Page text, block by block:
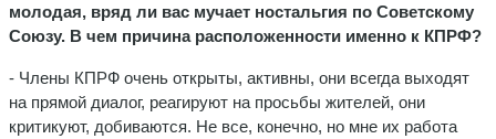
молодая, вряд ли вас мучает ностальгия по Советскому
Союзу. В чем причина расположенности именно к КПРФ?
- Члены КПРФ очень открыты, активны, они всегда выходят
на прямой диалог, реагируют на просьбы жителей, они
критикуют, добиваются. Не все, конечно, но мне их работа